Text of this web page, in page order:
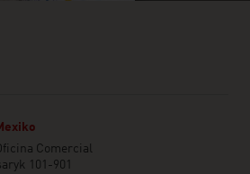
Comercial
101-901